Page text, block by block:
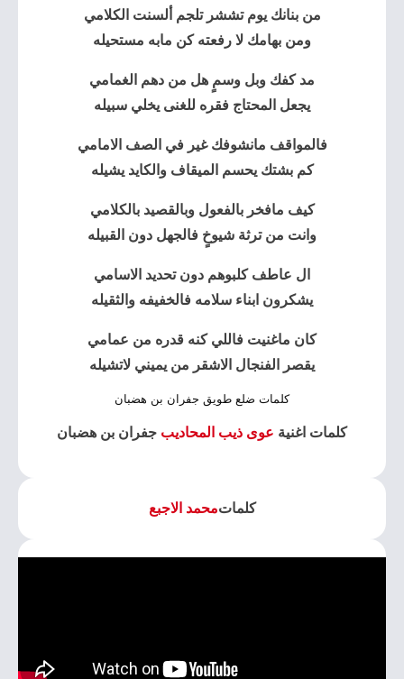
من بنانك يوم تششر تلجم ألسنت الكلامي
ومن بهامك لا رفعته كن مابه مستحيله
مد كفك وبل وسمٍ هل من دهم الغمامي
يجعل المحتاج فقره للغنى يخلي سبيله
فالمواقف مانشوفك غير في الصف الامامي
كم بشتك يحسم الميقاف والكايد يشيله
كيف مافخر بالفعول وبالقصيد بالكلامي
وانت من ترثة شيوخٍ فالجهل دون القبيله
ال عاطف كلبوهم دون تحديد الاسامي
يشكرون ابناء سلامه فالخفيفه والثقيله
كان ماغنيت فاللي كنه قدره من عمامي
يقصر الفنجال الاشقر من يميني لاتشيله
كلمات ضلع طويق جفران بن هضبان
كلمات اغنية عوى ذيب المحاديب جفران بن هضبان
كلماتمحمد الاجبع